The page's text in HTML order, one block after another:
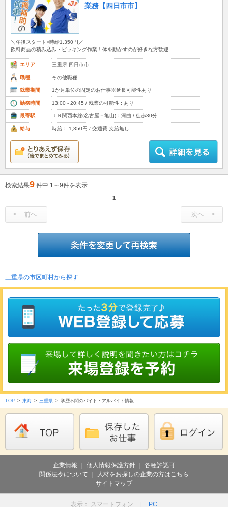
業務【四日市市】
＼午後スタート×時給1,350円／
飲料商品の積み込み・ピッキング作業！体を動かすのが好きな方歓迎...
エリア 三重県 四日市市
職種 その他職種
就業期間 1か月単位の固定のお仕事※延長可能性あり
勤務時間 13:00 - 20:45 / 残業の可能性 : あり
最寄駅 ＪＲ関西本線(名古屋－亀山)：河曲 / 徒歩30分
給与 時給： 1,350円 / 交通費 支給無し
検索結果9 件中 1～9件を表示
1
前へ 次へ
三重県の市区町村から探す
TOP > 東海 > 三重県 > 学歴不問のバイト・アルバイト情報
企業情報 ｜ 個人情報保護方針 ｜ 各種許認可
関係法令について ｜
人材をお探しの企業の方はこちら
サイトマップ
表示： スマートフォン | PC